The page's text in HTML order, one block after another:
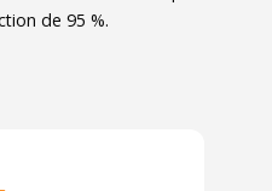
de 95 %.